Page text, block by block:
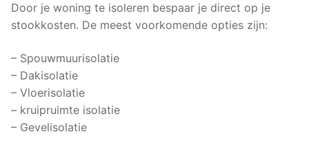
Door je woning te isoleren bespaar je direct op je
stookkosten. De meest voorkomende opties zijn:
– Spouwmuurisolatie
– Dakisolatie
– Vloerisolatie
– kruipruimte isolatie
– Gevelisolatie